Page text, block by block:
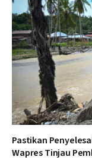
Pastikan
Wapres Tinjau